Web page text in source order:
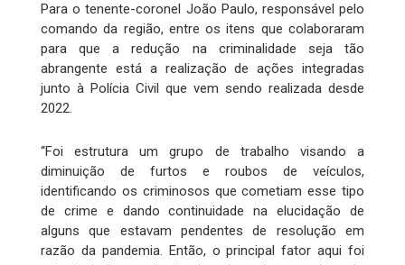
Para o tenente-coronel João Paulo, responsável pelo
comando da região, entre os itens que colaboraram
para que a redução na criminalidade seja tão
abrangente está a realização de ações integradas
junto à Polícia Civil que vem sendo realizada desde
2022.
“Foi estrutura um grupo de trabalho visando a
diminuição de furtos e roubos de veículos,
identificando os criminosos que cometiam esse tipo
de crime e dando continuidade na elucidação de
alguns que estavam pendentes de resolução em
razão da pandemia. Então, o principal fator aqui foi